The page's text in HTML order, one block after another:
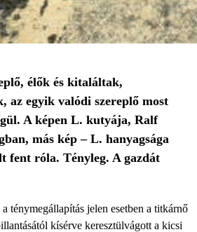
élők és kitaláltak,
az egyik valódi szereplő most
A képen L. kutyája, Ralf
más kép – L. hanyagsága
fent róla. Tényleg. A gazdát
ténymegállapítás jelen esetben a titkárnő
kísérve keresztülvágott a kicsi